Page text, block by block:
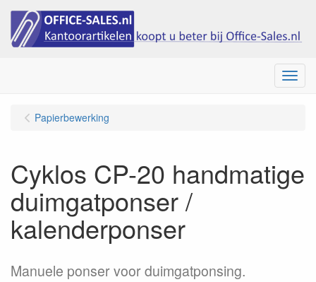
Menu
Papierbewerking
Cyklos CP-20 handmatige
duimgatponser /
kalenderponser
Manuele ponser voor duimgatponsing.